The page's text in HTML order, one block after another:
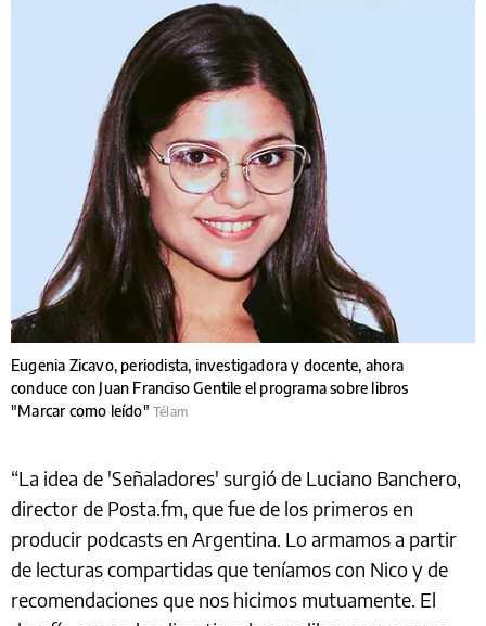
Eugenia Zicavo, periodista, investigadora y docente, ahora
conduce con Juan Franciso Gentile el programa sobre libros
"Marcar como leído" Télam
“La idea de 'Señaladores' surgió de Luciano Banchero,
director de Posta.fm, que fue de los primeros en
producir podcasts en Argentina. Lo armamos a partir
de lecturas compartidas que teníamos con Nico y de
recomendaciones que nos hicimos mutuamente. El